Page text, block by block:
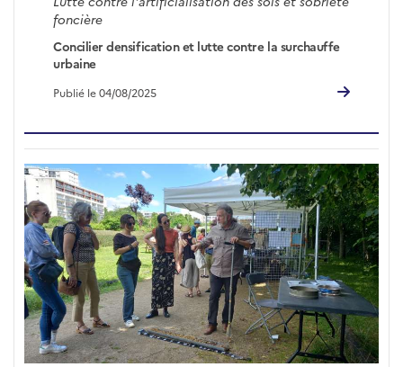
foncière
Concilier densification et lutte contre la surchauffe
urbaine
Publié le 04/08/2025